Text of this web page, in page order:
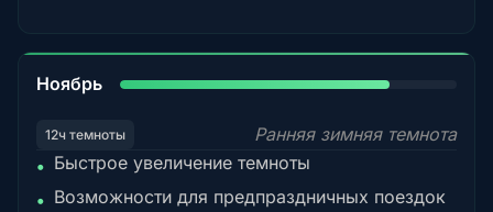
Ноябрь
12ч темноты
Ранняя зимняя темнота
• Быстрое увеличение темноты
• Возможности для предпраздничных поездок